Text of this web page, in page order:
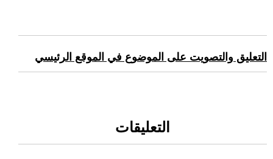
التعليق والتصويت على الموضوع في الموقع الرئيسي
التعليقات